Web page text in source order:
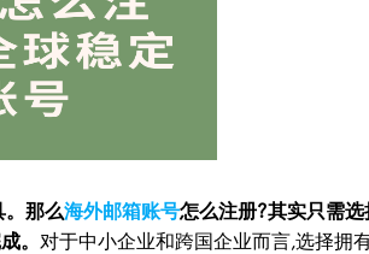
。那么海外邮箱账号怎么注册?其实只需选
。对于中小企业和跨国企业而言,选择拥